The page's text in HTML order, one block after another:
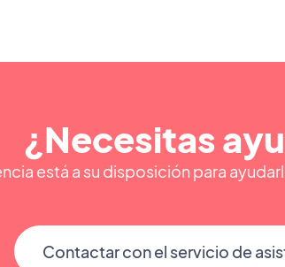
¿Necesitas
está a su disposición para
Contactar con el servicio de